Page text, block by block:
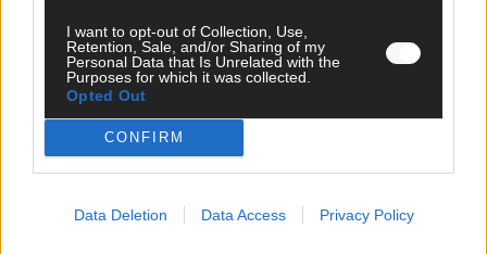
I want to opt-out of Collection, Use,
Retention, Sale, and/or Sharing of my
Personal Data that Is Unrelated with the
Purposes for which it was collected.
Opted Out
CONFIRM
Data Deletion Data Access Privacy Policy
ÜBER UNS
Unternehmensporträt
Ehtikrichtlinie & Faktencheck